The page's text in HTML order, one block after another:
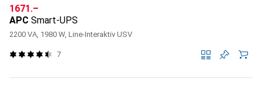
CHF
1671.–
APC Smart-UPS
2200 VA, 1980 W, Line-Interaktiv USV
7